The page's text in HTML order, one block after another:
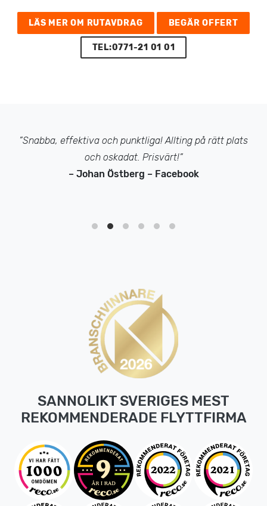
LÄS MER OM RUTAVDRAG BEGÄR OFFERT
TEL:0771-21 01 01
”Snabba, effektiva och punktliga! Allting på rätt plats
och oskadat. Prisvärt!”
– Johan Östberg – Facebook
SANNOLIKT SVERIGES MEST
REKOMMENDERADE FLYTTFIRMA